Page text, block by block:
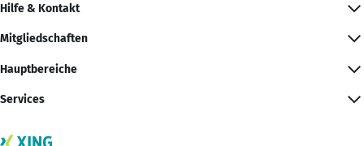
Hilfe & Kontakt
Mitgliedschaften
Hauptbereiche
Services